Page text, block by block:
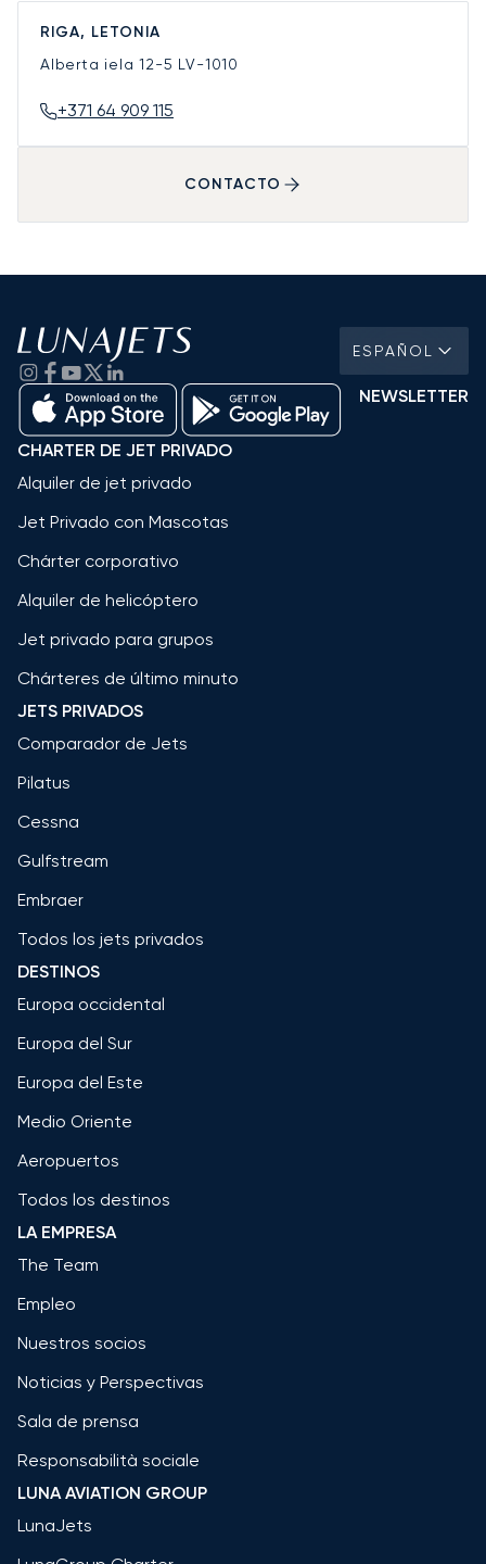
RIGA, LETONIA
Alberta iela 12-5 LV-1010
+371 64 909 115
CONTACTO
ESPAÑOL
NEWSLETTER
CHARTER DE JET PRIVADO
Alquiler de jet privado
Jet Privado con Mascotas
Chárter corporativo
Alquiler de helicóptero
Jet privado para grupos
Chárteres de último minuto
JETS PRIVADOS
Comparador de Jets
Pilatus
Cessna
Gulfstream
Embraer
Todos los jets privados
DESTINOS
Europa occidental
Europa del Sur
Europa del Este
Medio Oriente
Aeropuertos
Todos los destinos
LA EMPRESA
The Team
Empleo
Nuestros socios
Noticias y Perspectivas
Sala de prensa
Responsabilità sociale
LUNA AVIATION GROUP
LunaJets